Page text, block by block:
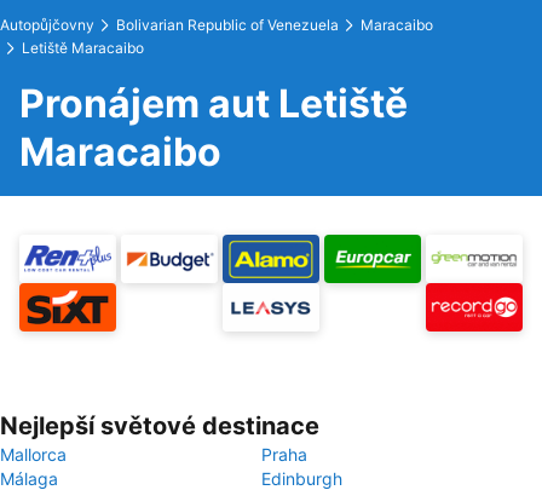
Autopůjčovny Bolivarian Republic of Venezuela
Maracaibo
Letiště Maracaibo
Pronájem aut Letiště
Maracaibo
Nejlepší světové destinace
Mallorca
Praha
Málaga
Edinburgh